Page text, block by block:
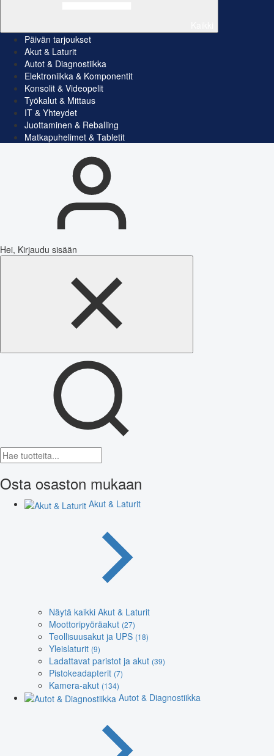
Päivän tarjoukset
Akut & Laturit
Autot & Diagnostiikka
Elektroniikka & Komponentit
Konsolit & Videopelit
Työkalut & Mittaus
IT & Yhteydet
Juottaminen & Reballing
Matkapuhelimet & Tabletit
Hei, Kirjaudu sisään
Osta osaston mukaan
Akut & Laturit
Näytä kaikki Akut & Laturit
Moottoripyöräakut (27)
Teollisuusakut ja UPS (18)
Yleislaturit (9)
Ladattavat paristot ja akut (39)
Pistokeadapterit (7)
Kamera-akut (134)
Autot & Diagnostiikka